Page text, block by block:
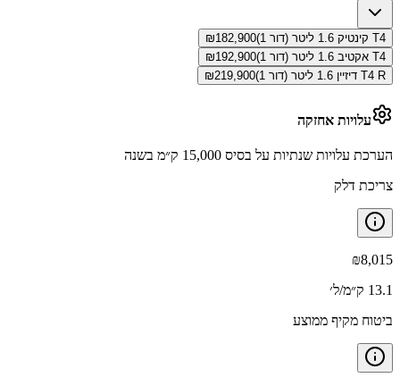
T4 קינטיק 1.6 ליטר (דור 1) ₪182,900
T4 אקטיב 1.6 ליטר (דור 1)
₪192,900
T4 R דיזיין 1.6 ליטר (דור 1)
₪219,900
עלויות אחזקה
הערכת עלויות שנתיות על בסיס 15,000 ק״מ בשנה
צריכת דלק
₪8,015
13.1 ק״מ/ל׳
ביטוח מקיף ממוצע